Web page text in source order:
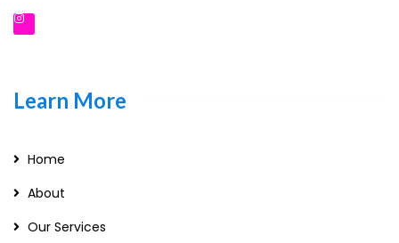
Learn More
Home
About
Our Services